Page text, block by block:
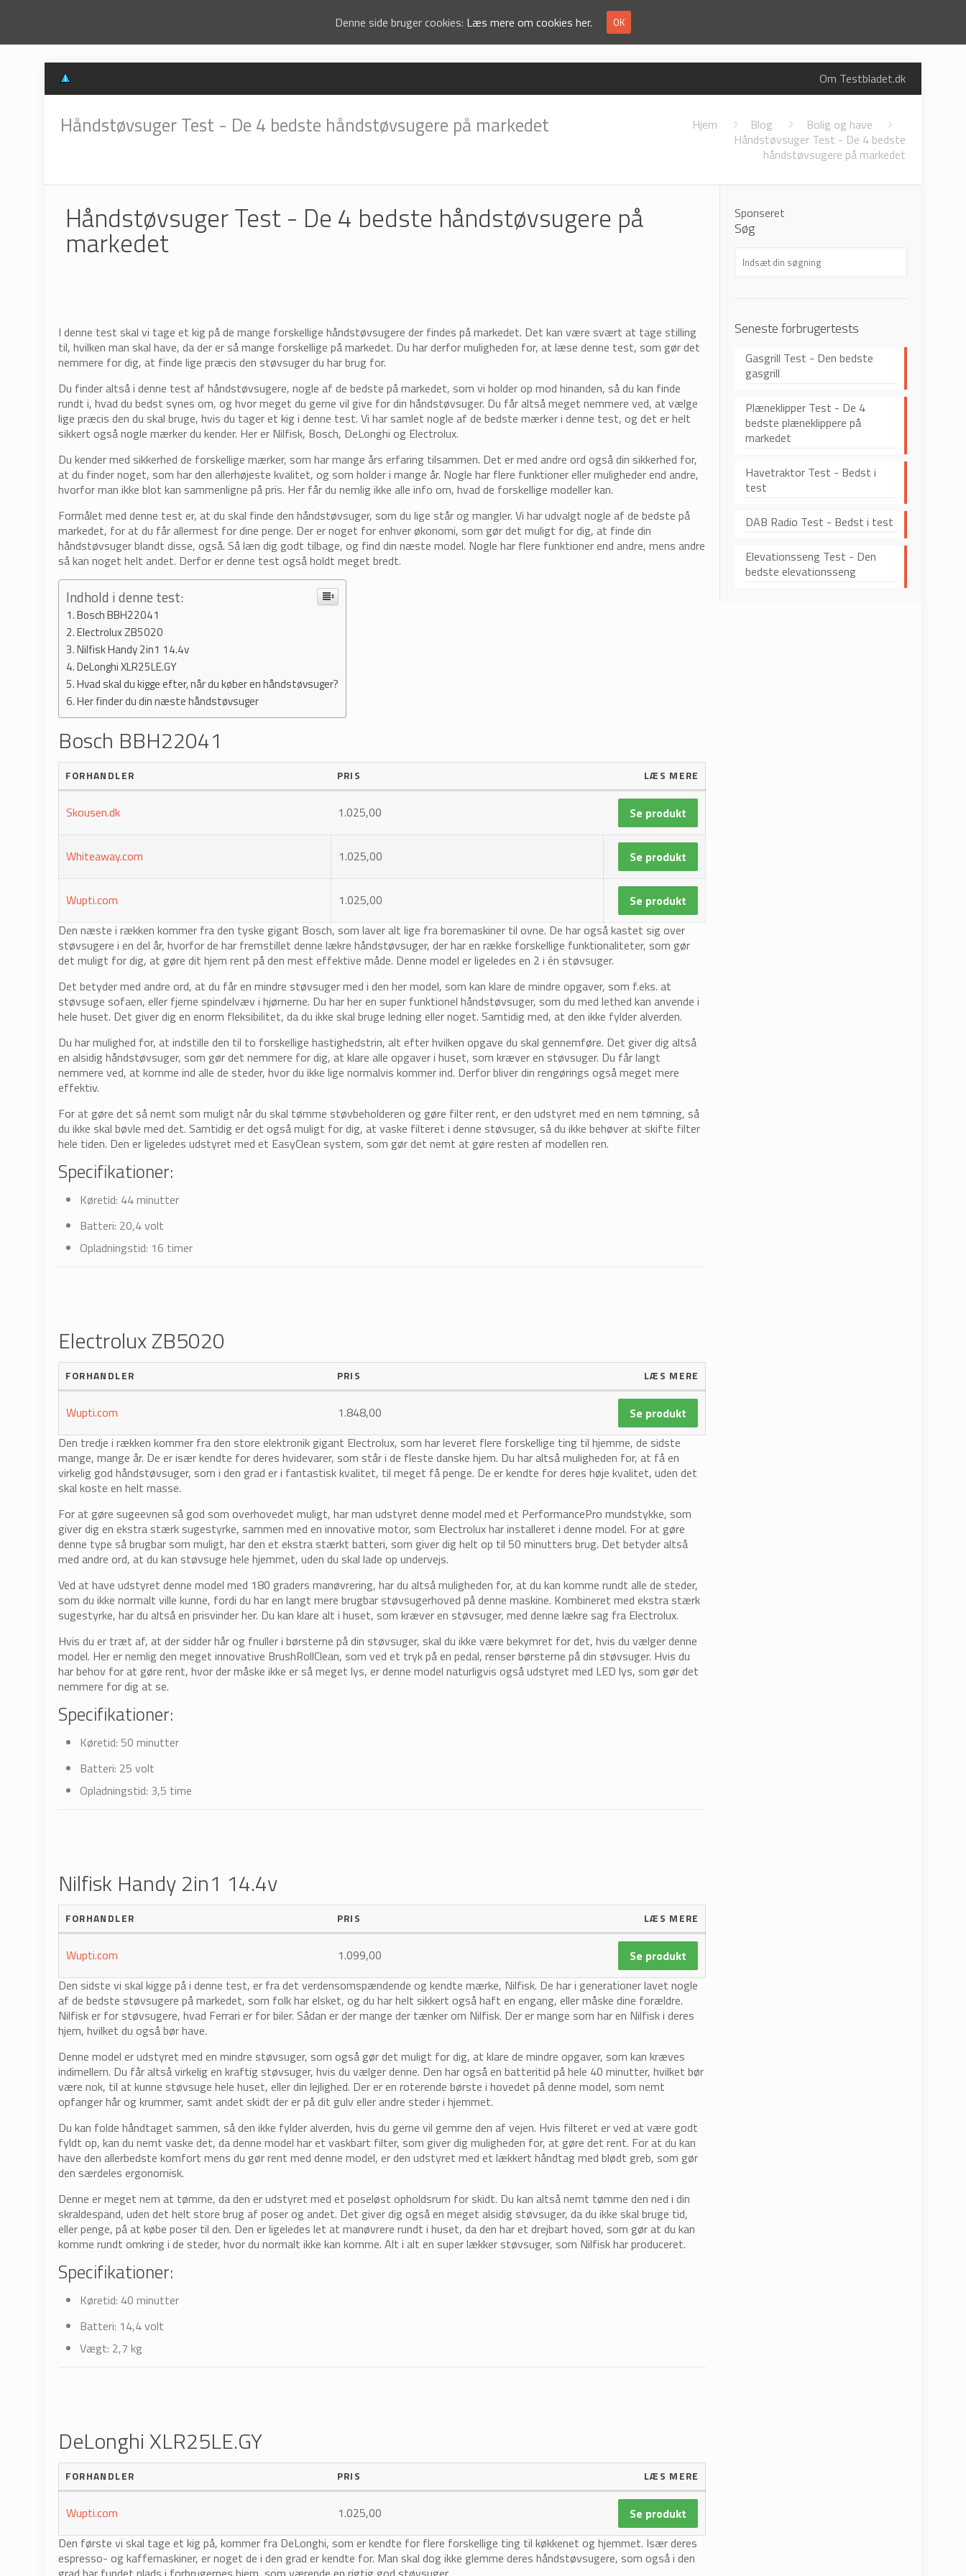
Om Testbladet.dk
Håndstøvsuger Test - De 4 bedste håndstøvsugere på markedet Hjem Blog
Bolig og have
Håndstøvsuger Test - De 4 bedste
håndstøvsugere på markedet
Håndstøvsuger Test - De 4 bedste håndstøvsugere på
markedet
I denne test skal vi tage et kig på de mange forskellige håndstøvsugere der findes på markedet. Det kan være svært at tage stilling
til, hvilken man skal have, da der er så mange forskellige på markedet. Du har derfor muligheden for, at læse denne test, som gør det
nemmere for dig, at finde lige præcis den støvsuger du har brug for.
Du finder altså i denne test af håndstøvsugere, nogle af de bedste på markedet, som vi holder op mod hinanden, så du kan finde
rundt i, hvad du bedst synes om, og hvor meget du gerne vil give for din håndstøvsuger. Du får altså meget nemmere ved, at vælge
lige præcis den du skal bruge, hvis du tager et kig i denne test. Vi har samlet nogle af de bedste mærker i denne test, og det er helt
sikkert også nogle mærker du kender. Her er Nilfisk, Bosch, DeLonghi og Electrolux.
Du kender med sikkerhed de forskellige mærker, som har mange års erfaring tilsammen. Det er med andre ord også din sikkerhed for,
at du finder noget, som har den allerhøjeste kvalitet, og som holder i mange år. Nogle har flere funktioner eller muligheder end andre,
hvorfor man ikke blot kan sammenligne på pris. Her får du nemlig ikke alle info om, hvad de forskellige modeller kan.
Formålet med denne test er, at du skal finde den håndstøvsuger, som du lige står og mangler. Vi har udvalgt nogle af de bedste på
markedet, for at du får allermest for dine penge. Der er noget for enhver økonomi, som gør det muligt for dig, at finde din
håndstøvsuger blandt disse, også. Så læn dig godt tilbage, og find din næste model. Nogle har flere funktioner end andre, mens andre
så kan noget helt andet. Derfor er denne test også holdt meget bredt.
Indhold i denne test:
Bosch BBH22041
Electrolux ZB5020
Nilfisk Handy 2in1 14.4v
DeLonghi XLR25LE.GY
Hvad skal du kigge efter, når du køber en håndstøvsuger?
Her finder du din næste håndstøvsuger
Bosch BBH22041
FORHANDLER PRIS LÆS MERE
Skousen.dk 1.025,00 Se produkt
Whiteaway.com 1.025,00 Se produkt
Wupti.com 1.025,00
Se produkt
Den næste i rækken kommer fra den tyske gigant Bosch, som laver alt lige fra boremaskiner til ovne. De har også kastet sig over
støvsugere i en del år, hvorfor de har fremstillet denne lækre håndstøvsuger, der har en række forskellige funktionaliteter, som gør
det muligt for dig, at gøre dit hjem rent på den mest effektive måde. Denne model er ligeledes en 2 i én støvsuger.
Det betyder med andre ord, at du får en mindre støvsuger med i den her model, som kan klare de mindre opgaver, som f.eks. at
støvsuge sofaen, eller fjerne spindelvæv i hjørnerne. Du har her en super funktionel håndstøvsuger, som du med lethed kan anvende i
hele huset. Det giver dig en enorm fleksibilitet, da du ikke skal bruge ledning eller noget. Samtidig med, at den ikke fylder alverden.
Du har mulighed for, at indstille den til to forskellige hastighedstrin, alt efter hvilken opgave du skal gennemføre. Det giver dig altså
en alsidig håndstøvsuger, som gør det nemmere for dig, at klare alle opgaver i huset, som kræver en støvsuger. Du får langt
nemmere ved, at komme ind alle de steder, hvor du ikke lige normalvis kommer ind. Derfor bliver din rengørings også meget mere
effektiv.
For at gøre det så nemt som muligt når du skal tømme støvbeholderen og gøre filter rent, er den udstyret med en nem tømning, så
du ikke skal bøvle med det. Samtidig er det også muligt for dig, at vaske filteret i denne støvsuger, så du ikke behøver at skifte filter
hele tiden. Den er ligeledes udstyret med et EasyClean system, som gør det nemt at gøre resten af modellen ren.
Specifikationer:
Køretid: 44 minutter
Batteri: 20,4 volt
Opladningstid: 16 timer
Electrolux ZB5020
FORHANDLER PRIS LÆS MERE
Wupti.com 1.848,00
Se produkt
Den tredje i rækken kommer fra den store elektronik gigant Electrolux, som har leveret flere forskellige ting til hjemme, de sidste
mange, mange år. De er især kendte for deres hvidevarer, som står i de fleste danske hjem. Du har altså muligheden for, at få en
virkelig god håndstøvsuger, som i den grad er i fantastisk kvalitet, til meget få penge. De er kendte for deres høje kvalitet, uden det
skal koste en helt masse.
For at gøre sugeevnen så god som overhovedet muligt, har man udstyret denne model med et PerformancePro mundstykke, som
giver dig en ekstra stærk sugestyrke, sammen med en innovative motor, som Electrolux har installeret i denne model. For at gøre
denne type så brugbar som muligt, har den et ekstra stærkt batteri, som giver dig helt op til 50 minutters brug. Det betyder altså
med andre ord, at du kan støvsuge hele hjemmet, uden du skal lade op undervejs.
Ved at have udstyret denne model med 180 graders manøvrering, har du altså muligheden for, at du kan komme rundt alle de steder,
som du ikke normalt ville kunne, fordi du har en langt mere brugbar støvsugerhoved på denne maskine. Kombineret med ekstra stærk
sugestyrke, har du altså en prisvinder her. Du kan klare alt i huset, som kræver en støvsuger, med denne lækre sag fra Electrolux.
Hvis du er træt af, at der sidder hår og fnuller i børsterne på din støvsuger, skal du ikke være bekymret for det, hvis du vælger denne
model. Her er nemlig den meget innovative BrushRollClean, som ved et tryk på en pedal, renser børsterne på din støvsuger. Hvis du
har behov for at gøre rent, hvor der måske ikke er så meget lys, er denne model naturligvis også udstyret med LED lys, som gør det
nemmere for dig at se.
Specifikationer:
Køretid: 50 minutter
Batteri: 25 volt
Opladningstid: 3,5 time
Nilfisk Handy 2in1 14.4v
FORHANDLER PRIS LÆS MERE
Wupti.com 1.099,00
Se produkt
Den sidste vi skal kigge på i denne test, er fra det verdensomspændende og kendte mærke, Nilfisk. De har i generationer lavet nogle
af de bedste støvsugere på markedet, som folk har elsket, og du har helt sikkert også haft en engang, eller måske dine forældre.
Nilfisk er for støvsugere, hvad Ferrari er for biler. Sådan er der mange der tænker om Nilfisk. Der er mange som har en Nilfisk i deres
hjem, hvilket du også bør have.
Denne model er udstyret med en mindre støvsuger, som også gør det muligt for dig, at klare de mindre opgaver, som kan kræves
indimellem. Du får altså virkelig en kraftig støvsuger, hvis du vælger denne. Den har også en batteritid på hele 40 minutter, hvilket bør
være nok, til at kunne støvsuge hele huset, eller din lejlighed. Der er en roterende børste i hovedet på denne model, som nemt
opfanger hår og krummer, samt andet skidt der er på dit gulv eller andre steder i hjemmet.
Du kan folde håndtaget sammen, så den ikke fylder alverden, hvis du gerne vil gemme den af vejen. Hvis filteret er ved at være godt
fyldt op, kan du nemt vaske det, da denne model har et vaskbart filter, som giver dig muligheden for, at gøre det rent. For at du kan
have den allerbedste komfort mens du gør rent med denne model, er den udstyret med et lækkert håndtag med blødt greb, som gør
den særdeles ergonomisk.
Denne er meget nem at tømme, da den er udstyret med et poseløst opholdsrum for skidt. Du kan altså nemt tømme den ned i din
skraldespand, uden det helt store brug af poser og andet. Det giver dig også en meget alsidig støvsuger, da du ikke skal bruge tid,
eller penge, på at købe poser til den. Den er ligeledes let at manøvrere rundt i huset, da den har et drejbart hoved, som gør at du kan
komme rundt omkring i de steder, hvor du normalt ikke kan komme. Alt i alt en super lækker støvsuger, som Nilfisk har produceret.
Specifikationer:
Køretid: 40 minutter
Batteri: 14,4 volt
Vægt: 2,7 kg
DeLonghi XLR25LE.GY
FORHANDLER PRIS LÆS MERE
Wupti.com 1.025,00
Se produkt
Den første vi skal tage et kig på, kommer fra DeLonghi, som er kendte for flere forskellige ting til køkkenet og hjemmet. Især deres
espresso- og kaffemaskiner, er noget de i den grad er kendte for. Man skal dog ikke glemme deres håndstøvsugere, som også i den
Søg
Seneste forbrugertests
Gasgrill Test - Den bedste
gasgrill
Plæneklipper Test - De 4
bedste plæneklippere på
markedet
Havetraktor Test - Bedst i
test
DAB Radio Test - Bedst i test
Elevationsseng Test - Den
bedste elevationsseng
Denne side bruger cookies: Læs mere om cookies her. OK